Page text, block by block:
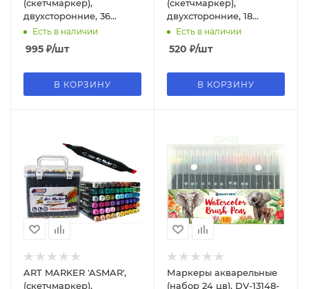
(скетчмаркер),
двухсторонние, 36
цветов, AR-980-36
Есть в наличии
995 ₽/шт
В КОРЗИНУ
(скетчмаркер),
двухсторонние, 18
цветов, AR-980-18
Есть в наличии
520 ₽/шт
В КОРЗИНУ
ART MARKER 'ASMAR',
(скетчмаркер),
Маркеры акварельные
(набор 24 цв), DV-13148-